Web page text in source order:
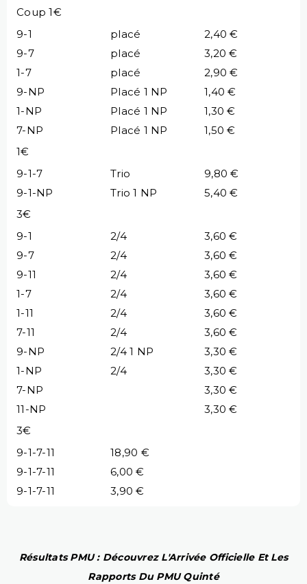
Coup 1€
9-1
placé
2,40 €
9-7
placé
3,20 €
1-7
placé
2,90 €
9-NP
Placé 1 NP
1,40 €
1-NP
Placé 1 NP
1,30 €
7-NP
Placé 1 NP
1,50 €
1€
9-1-7
Trio
9,80 €
9-1-NP
Trio 1 NP
5,40 €
3€
9-1
2/4
3,60 €
9-7
2/4
3,60 €
9-11
2/4
3,60 €
1-7
2/4
3,60 €
1-11
2/4
3,60 €
7-11
2/4
3,60 €
9-NP
2/4 1 NP
3,30 €
1-NP
2/4
3,30 €
7-NP
3,30 €
11-NP
3,30 €
3€
9-1-7-11
18,90 €
9-1-7-11
6,00 €
9-1-7-11
3,90 €
Résultats PMU : Découvrez L'Arrivée Officielle Et Les
Rapports Du PMU Quinté